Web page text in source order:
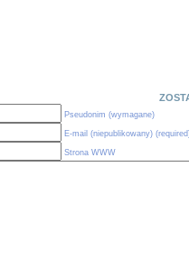
Pseudonim (wymagane)
E-mail (niepublikowany)
Strona WWW